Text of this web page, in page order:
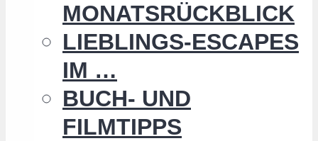
MONATSRÜCKBLICK
LIEBLINGS-ESCAPES
IM …
BUCH- UND
FILMTIPPS